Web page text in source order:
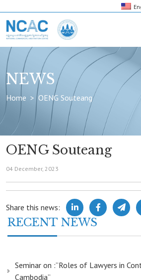
NEWS
Home OENG Souteang
OENG Souteang
04 December, 2023
Share this news:
RECENT NEWS
Seminar on :”Roles of Lawyers in
Cambodia”